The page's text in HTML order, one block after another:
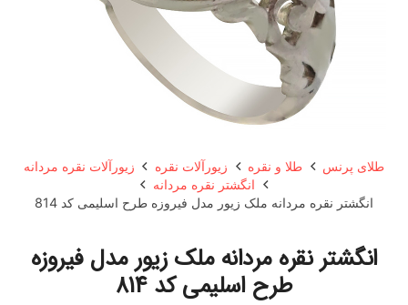
طلای پرنس طلا و نقره زیورآلات نقره
زیورآلات نقره مردانه
انگشتر نقره مردانه
انگشتر نقره مردانه ملک زیور مدل فیروزه طرح اسلیمی کد 814
انگشتر نقره مردانه ملک زیور مدل فیروزه
طرح اسلیمی کد 814